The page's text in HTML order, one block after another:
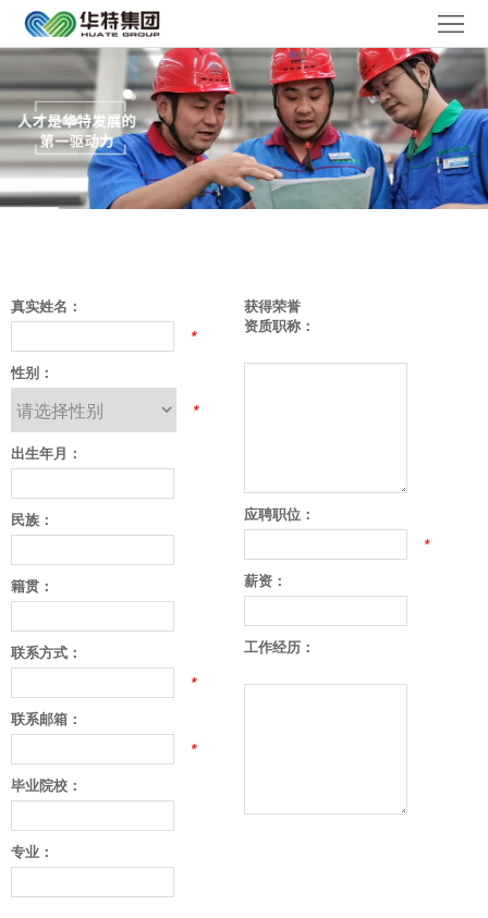
首
页
进
华
产
品
解
案
聚
焦
务
体
工
作
会
联
我
们
言
选
择
真实姓名：
*
性别：
*
出生年月：
民族：
籍贯：
联系方式：
*
联系邮箱：
*
毕业院校：
专业：
获得荣誉
资质职称：
应聘职位：
*
薪资：
工作经历：